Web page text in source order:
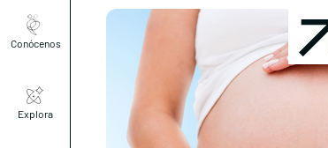
Conócenos
Explora